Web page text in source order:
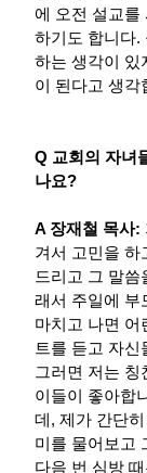
에 오전 설교를
하기도 합니다.
하는 생각이 있
이 된다고 생각
Q 교회의 자녀
나요?
A 장재철 목사:
겨서 고민을 하
드리고 그 말씀
래서 주일에 부
마치고 나면 어
트를 듣고 자
그러면 저는
이들이 좋아합
데, 제가 간단
미를 물어보고
다음 번 심방